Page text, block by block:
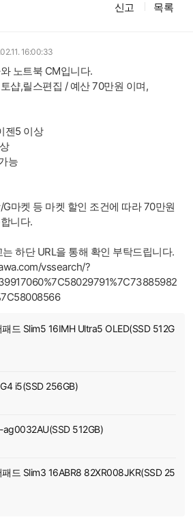
신고 목록
16:00:33
노트북 CM입니다.
샵,릴스편집 / 예산 70만원 이며,
젠5 이상
능
마켓 등 마켓 할인 조건에 따라 70만원
니다.
하단 URL을 통해 확인 부탁드립니다.
vssearch/?
드 Slim5 16IMH Ultra5 OLED(SSD 512G
i5(SSD 256GB)
ag0032AU(SSD 512GB)
드 Slim3 16ABR8 82XR008JKR(SSD 25